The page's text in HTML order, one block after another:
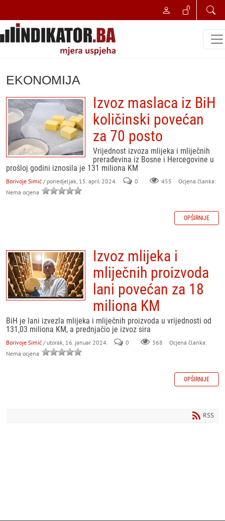
EKONOMIJA
Izvoz maslaca iz BiH
količinski povećan
za 70 posto
Vrijednost izvoza mlijeka i mliječnih
prerađevina iz Bosne i Hercegovine u
prošloj godini iznosila je 131 miliona KM
Borivoje Simić / ponedjeljak, 15. april 2024. 0 455
Ocjena članka:
Nema ocjena
OPŠIRNIJE
Izvoz mlijeka i
mliječnih proizvoda
lani povećan za 18
miliona KM
BiH je lani izvezla mlijeka i mliječnih proizvoda u vrijednosti od
131,03 miliona KM, a prednjačio je izvoz sira
Borivoje Simić / utorak, 16. januar 2024. 0 368
Ocjena članka:
Nema ocjena
OPŠIRNIJE
RSS